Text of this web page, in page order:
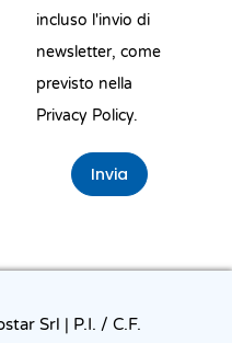
incluso l'invio di
newsletter, come
previsto nella
Privacy Policy.
Invia
Srl | P.I. / C.F.